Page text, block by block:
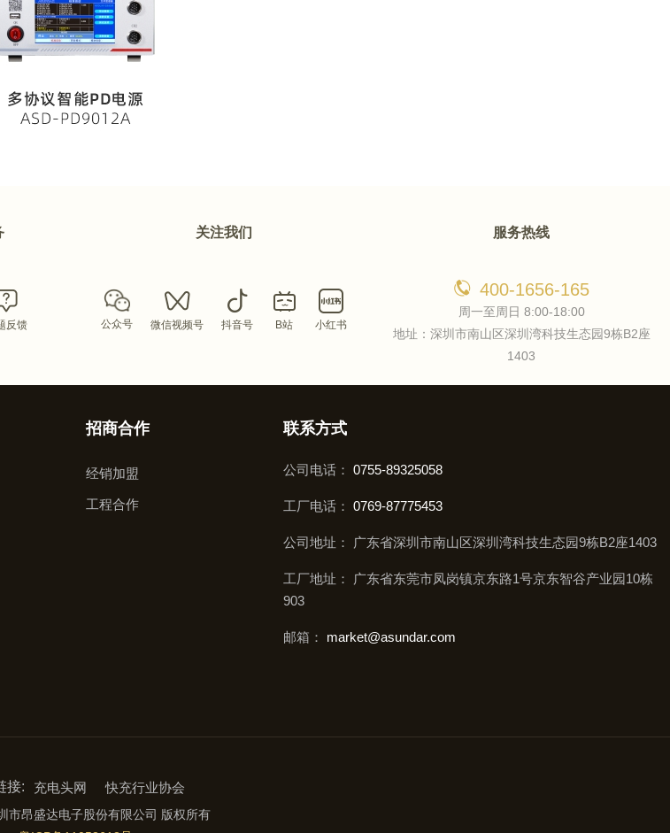
反馈
关注我们
公众号 微信视频号 抖音号 B站 小红书
服务热线
400-1656-165
周一至周日 8:00-18:00
地址：深圳市南山区深圳湾科技生态园9栋B2座
1403
招商合作
经销加盟
工程合作
联系方式
公司电话：0755-89325058
工厂电话：0769-87775453
公司地址： 广东省深圳市南山区深圳湾科技生态园9栋B2座1403
工厂地址： 广东省东莞市凤岗镇京东路1号京东智谷产业园10栋
903
邮箱： market@asundar.com
接: 充电头网 快充行业协会
市昂盛达电子股份有限公司 版权所有